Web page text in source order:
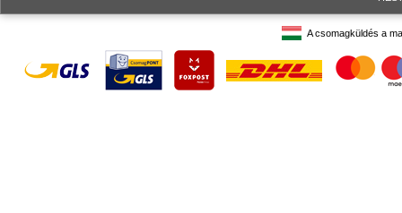
A csomagküldés a